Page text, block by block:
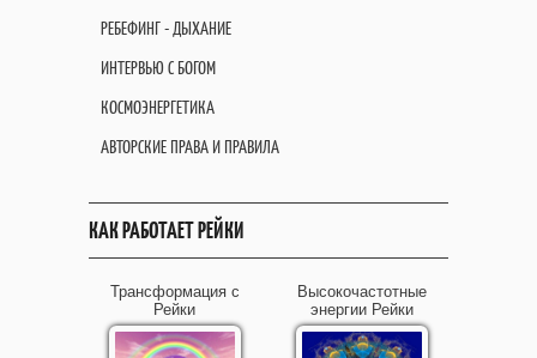
РЕБЕФИНГ - ДЫХАНИЕ
ИНТЕРВЬЮ С БОГОМ
КОСМОЭНЕРГЕТИКА
АВТОРСКИЕ ПРАВА И ПРАВИЛА
КАК РАБОТАЕТ РЕЙКИ
Трансформация с
Рейки
Высокочастотные
энергии Рейки